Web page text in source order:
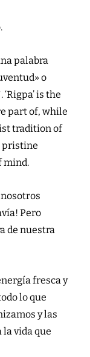
palabra
o
. ‘Rigpa’ is the
part of, while
tradition of
pristine
mind.
Pero
de nuestra
fresca y
lo que
y las
la vida que